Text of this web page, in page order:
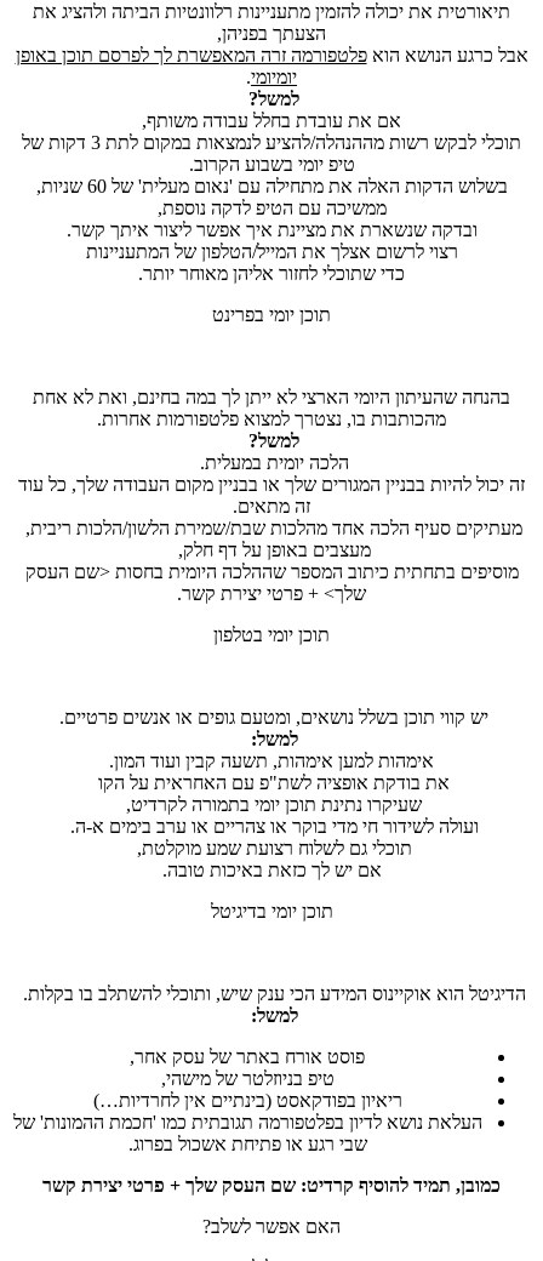
תיאורטית את יכולה להזמין מתעניינות רלוונטיות הביתה ולהציג את
הצעתך בפניהן,
אבל כרגע הנושא הואפלטפורמה זרה המאפשרת לך לפרסם תוכן באופן
יומיומי.
למשל?
אם את עובדת בחלל עבודה משותף,
תוכלי לבקש רשות מההנהלה/להציע לנמצאות במקום לתת 3 דקות של
טיפ יומי בשבוע הקרוב.
בשלוש הדקות האלה את מתחילה עם 'נאום מעלית' של 60 שניות,
ממשיכה עם הטיפ לדקה נוספת,
ובדקה שנשארת את מציינת איך אפשר ליצור איתך קשר.
רצוי לרשום אצלך את המייל/הטלפון של המתעניינות
כדי שתוכלי לחזור אליהן מאוחר יותר.
תוכן יומי בפרינט
בהנחה שהעיתון היומי הארצי לא ייתן לך במה בחינם, ואת לא אחת
מהכותבות בו, נצטרך למצוא פלטפורמות אחרות.
למשל?
הלכה יומית במעלית.
זה יכול להיות בבניין המגורים שלך או בבניין מקום העבודה שלך, כל עוד
זה מתאים.
מעתיקים סעיף הלכה אחד מהלכות שבת/שמירת הלשון/הלכות ריבית,
מעצבים באופן על דף חלק,
מוסיפים בתחתית כיתוב המספר שההלכה היומית בחסות <שם העסק
שלך> + פרטי יצירת קשר.
תוכן יומי בטלפון
יש קווי תוכן בשלל נושאים, ומטעם גופים או אנשים פרטיים.
למשל:
אימהות למען אימהות, תשעה קבין ועוד המון.
את בודקת אופציה לשת"פ עם האחראית על הקו
שעיקרו נתינת תוכן יומי בתמורה לקרדיט,
ועולה לשידור חי מדי בוקר או צהריים או ערב בימים א-ה.
תוכלי גם לשלוח רצועת שמע מוקלטת,
אם יש לך כזאת באיכות טובה.
תוכן יומי בדיגיטל
הדיגיטל הוא אוקיינוס המידע הכי ענק שיש, ותוכלי להשתלב בו בקלות.
למשל:
פוסט אורח באתר של עסק אחר,
טיפ בניוזלטר של מישהי,
ריאיון בפודקאסט (בינתיים אין לחרדיות…)
העלאת נושא לדיון בפלטפורמה תגובתית כמו 'חכמת ההמונות' של
שבי רגע או פתיחת אשכול בפרוג.
כמובן, תמיד להוסיף קרדיט: שם העסק שלך + פרטי יצירת קשר
האם אפשר לשלב?